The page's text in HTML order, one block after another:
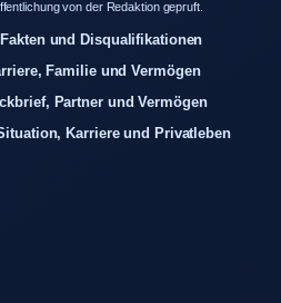
von der Redaktion gepruft.
und Disqualifikationen
Familie und Vermögen
Partner und Vermögen
Karriere und Privatleben